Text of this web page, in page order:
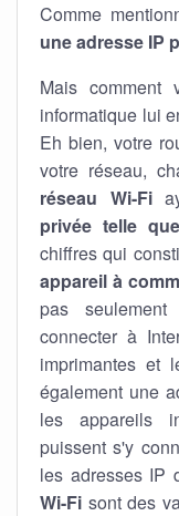
Comme
une adresse IP
Mais comment
informatique lui
Eh bien, votre
votre réseau,
réseau Wi-Fi
privée telle
chiffres qui
appareil à
pas
connecter à
imprimantes et
également une
les appareils
puissent s'y
les adresses IP
Wi-Fi sont des